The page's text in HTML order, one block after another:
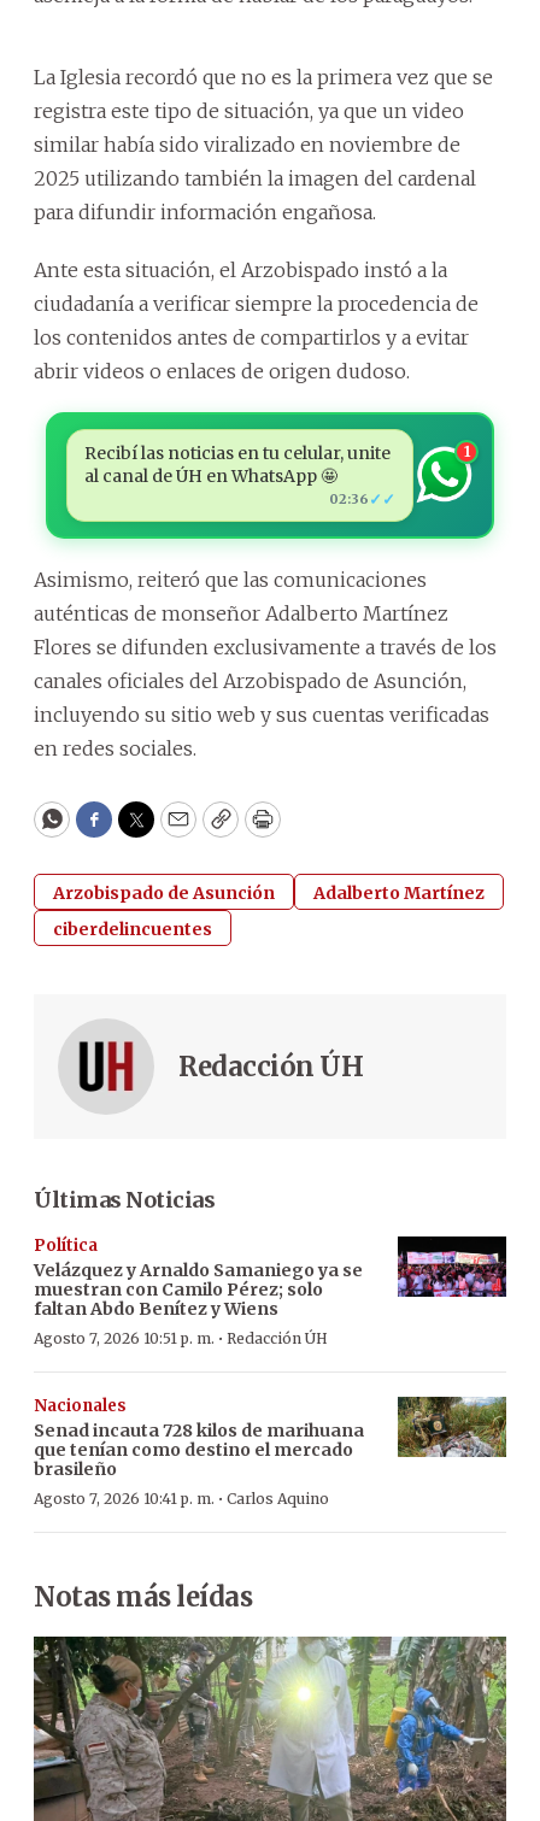
La Iglesia recordó que no es la primera vez que se
registra este tipo de situación, ya que un video
similar había sido viralizado en noviembre de
2025 utilizando también la imagen del cardenal
para difundir información engañosa.
Ante esta situación, el Arzobispado instó a la
ciudadanía a verificar siempre la procedencia de
los contenidos antes de compartirlos y a evitar
abrir videos o enlaces de origen dudoso.
Recibí las noticias en tu celular, unite
al canal de ÚH en WhatsApp 🤩
02:36 ✓✓
1
Asimismo, reiteró que las comunicaciones
auténticas de monseñor Adalberto Martínez
Flores se difunden exclusivamente a través de los
canales oficiales del Arzobispado de Asunción,
incluyendo su sitio web y sus cuentas verificadas
en redes sociales.
WhatsApp
Facebook
Twitter
EmailCopyPrint
Arzobispado de Asunción
Adalberto Martínez
ciberdelincuentes
Redacción ÚH
Últimas Noticias
Política
Velázquez y Arnaldo Samaniego ya se
muestran con Camilo Pérez; solo
faltan Abdo Benítez y Wiens
Agosto 7, 2026 10:51 p. m. · Redacción ÚH
Nacionales
Senad incauta 728 kilos de marihuana
que tenían como destino el mercado
brasileño
Agosto 7, 2026 10:41 p. m. · Carlos Aquino
Notas más leídas